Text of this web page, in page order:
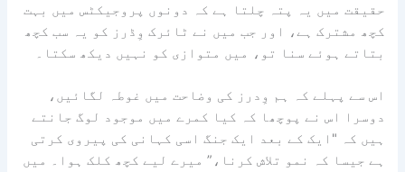
حقیقت میں یہ پتہ چلتا ہے کہ دونوں پروجیکٹس میں بہت
کچھ مشترک ہے، اور جب میں نے ٹائرک وِڈرز کو یہ سب کچھ
بتاتے ہوئے سنا تو، میں متوازی کو نہیں دیکھ سکتا۔
اس سے پہلے کہ ہم وِدرز کی وضاحت میں غوطہ لگائیں،
دوسرا اس نے پوچھا کہ کیا کمرے میں موجود لوگ جانتے
ہیں کہ "ایک کے بعد ایک جنگ اسی کہانی کی پیروی کرتی
ہے جیسا کہ نمو تلاش کرنا،” میرے لیے کچھ کلک ہوا۔ میں